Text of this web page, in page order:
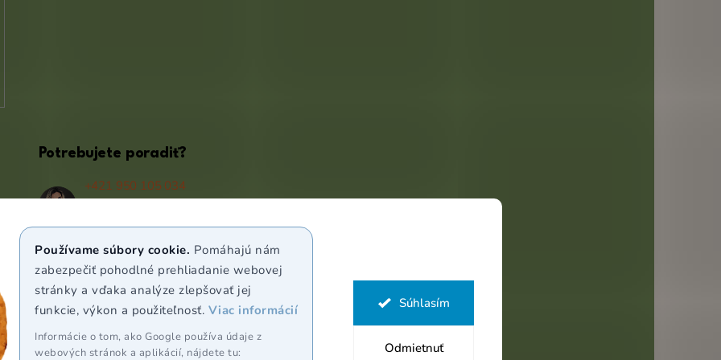
Používame súbory cookie. Pomáhajú nám
zabezpečiť pohodlné prehliadanie webovej
stránky a vďaka analýze zlepšovať jej
funkcie, výkon a použiteľnosť. Viac informácií
Informácie o tom, ako Google používa údaje z
webových stránok a aplikácií, nájdete tu:
Odmietnuť
Súhlasím
Potrebujete poradiť?
+421 950 105 034
info@puravia.sk
WhatsApp